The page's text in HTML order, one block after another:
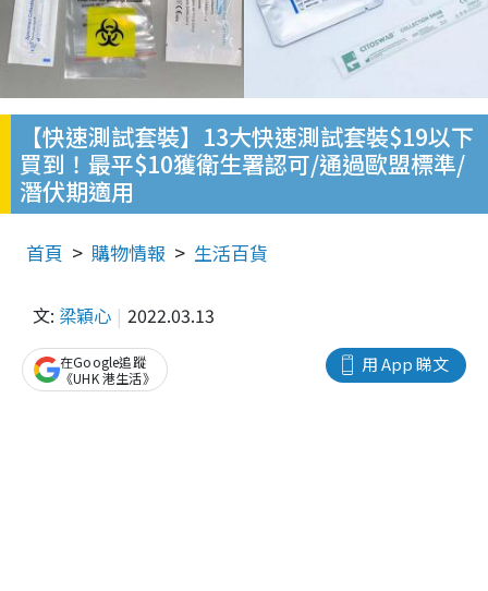
【快速測試套裝】13大快速測試套裝$19以下
買到！最平$10獲衛生署認可/通過歐盟標準/
潛伏期適用
首頁 購物情報 生活百貨
文: 梁穎心 2022.03.13
用 App 睇文
在Google追蹤
《UHK 港生活》